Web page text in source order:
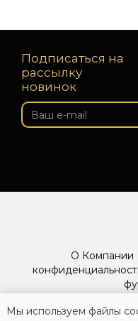
Подписаться на
рассылку
новинок
О Компании
Мы используем файлы